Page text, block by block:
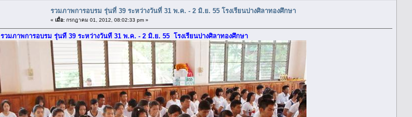
รวมภาพการอบรม รุ่นที่ 39 ระหว่างวันที่ 31 พ.ค. - 2 มิ.ย. 55 โรงเรียนปางศิลาทองศึกษา
« เมื่อ: กรกฎาคม 01, 2012, 08:02:33 pm »
รวมภาพการอบรม รุ่นที่ 39 ระหว่างวันที่ 31 พ.ค. - 2 มิ.ย. 55 โรงเรียนปางศิลาทองศึกษา